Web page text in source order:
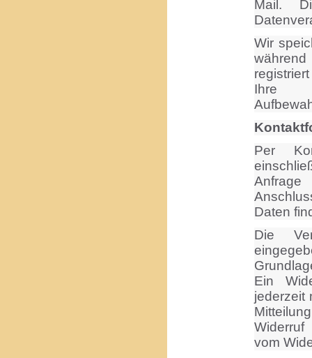
Mail.
Wir
Ihre
Per
Daten
Die
Ein
jederzeit
Widerruf
vom